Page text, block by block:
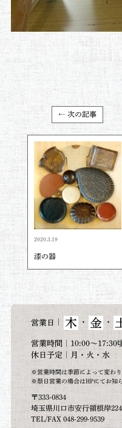
← 次の記事
2020.3.19
漆の器
営業日 木 ・ 金 ・
営業時間｜10:00～17:30
休日予定｜月・火・水
※営業時間は季節によって変わり
※祭日営業の場合はHPにてお知
〒333-0834
埼玉県川口市安行領根岸
TEL/FAX 048-299-9539